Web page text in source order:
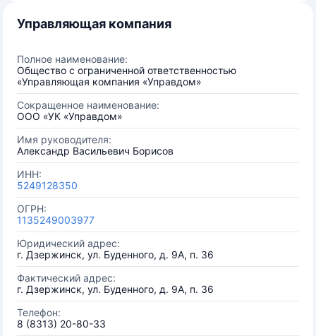
Управляющая компания
Полное наименование:
Общество с ограниченной ответственностью
«Управляющая компания «Управдом»
Сокращенное наименование:
ООО «УК «Управдом»
Имя руководителя:
Александр Васильевич Борисов
ИНН:
5249128350
ОГРН:
1135249003977
Юридический адрес:
г. Дзержинск, ул. Буденного, д. 9А, п. 36
Фактический адрес:
г. Дзержинск, ул. Буденного, д. 9А, п. 36
Телефон:
8 (8313) 20-80-33